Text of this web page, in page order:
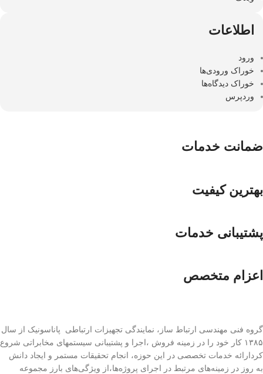
اطلاعات
ورود
خوراک ورودی‌ها
خوراک دیدگاه‌ها
وردپرس
ضمانت خدمات
بهترین کیفیت
پشتیبانی خدمات
اعزام متخصص
گروه فنی مهندسی ارتباط ساز، نمایندگی تجهیزات ارتباطی پاناسونیک از سال
۱۳۸۵ کار خود را در زمینه فروش ،اجرا و پشتیبانی سیستمهای مخابراتی شروع
کردارائه خدمات تخصصی در این حوزه، انجام تحقیقات مستمر و ایجاد دانش
به‌ روز در زمینه‌های مرتبط در اجرای پروژه‌ها،از ویژگی‌های بارز مجموعه